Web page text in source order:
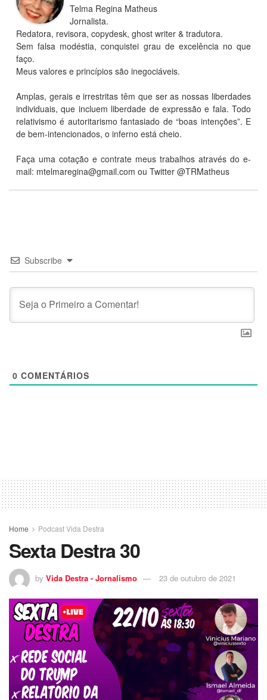
Telma Regina Matheus
Jornalista.
Redatora, revisora, copydesk, ghost writer & tradutora.
Sem falsa modéstia, conquistei grau de excelência no que
faço.
Meus valores e princípios são inegociáveis.
Amplas, gerais e irrestritas têm que ser as nossas liberdades
individuais, que incluem liberdade de expressão e fala. Todo
relativismo é autoritarismo fantasiado de “boas intenções”. E
de bem-intencionados, o inferno está cheio.
Faça uma cotação e contrate meus trabalhos através do e-
mail: mtelmaregina@gmail.com ou Twitter @TRMatheus
Subscribe
0 COMENTÁRIOS
Home Podcast Vida Destra
Sexta Destra 30
by Vida Destra - Jornalismo 23 de outubro de 2021